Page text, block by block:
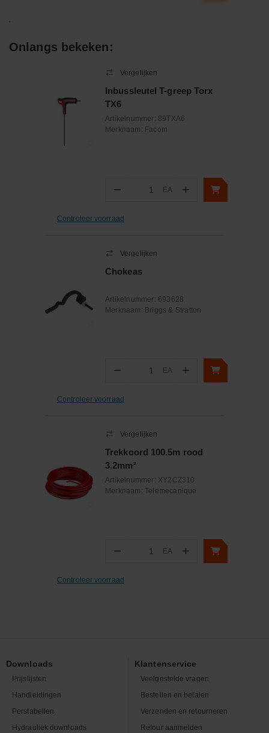
Onlangs bekeken:
Vergelijken
Inbussleutel T-greep Torx
TX6
Artikelnummer: 89TXA6
Merknaam: Facom
− Aantal
EA +
Controleer voorraad
Vergelijken
Chokeas
Artikelnummer: 693628
Merknaam: Briggs & Stratton
− Aantal
EA +
Controleer voorraad
Vergelijken
Trekkoord 100.5m rood
3.2mm²
Artikelnummer: XY2CZ310
Merknaam: Telemecanique
− Aantal
EA +
Controleer voorraad
Downloads
Prijslijsten
Handleidingen
Perstabellen
Hydrauliek downloads
Klantenservice
Veelgestelde vragen
Bestellen en betalen
Verzenden en retourneren
Retour aanmelden